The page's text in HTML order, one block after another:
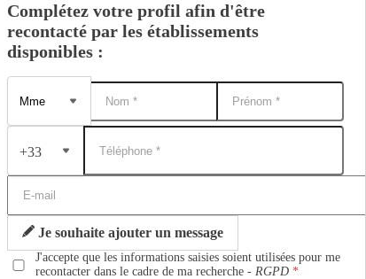
Complétez votre profil afin d'être
recontacté par les établissements
disponibles :
+33
Je souhaite ajouter un message
J'accepte que les informations saisies soient utilisées pour me
recontacter dans le cadre de ma recherche -RGPD